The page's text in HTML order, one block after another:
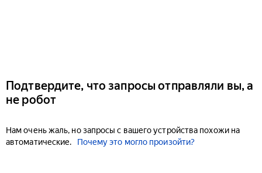
Подтвердите, что запросы отправляли вы, а
не робот
Нам очень жаль, но запросы с вашего устройства похожи на
автоматические.
Почему это могло произойти?